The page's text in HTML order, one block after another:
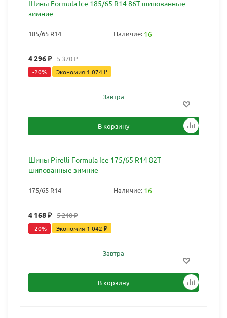
Шины Formula Ice 185/65 R14 86T шипованные
зимние
185/65 R14 Наличие: 16
4 296₽ 5 370₽
-20% Экономия 1 074₽
Завтра
В корзину
Шины Pirelli Formula Ice 175/65 R14 82T
шипованные зимние
175/65 R14 Наличие: 16
4 168₽ 5 210₽
-20% Экономия 1 042 ₽
Завтра
В корзину